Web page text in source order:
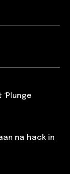
na hack in